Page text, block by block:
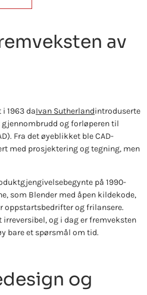
av
1963 daIvan Sutherlandintroduserte
og forløperen til
Fra det øyeblikket ble CAD-
med prosjektering og tegning, men
begynte på 1990-
som Blender med åpen kildekode,
oppstartsbedrifter og frilansere.
og i dag er fremveksten
bare et spørsmål om tid.
og